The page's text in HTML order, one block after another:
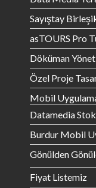
Sayıştay
asTOURS Pro
Döküman
Özel Proje
Mobil
Datamedia
Burdur Mobil
Gönülden
Fiyat Listemiz